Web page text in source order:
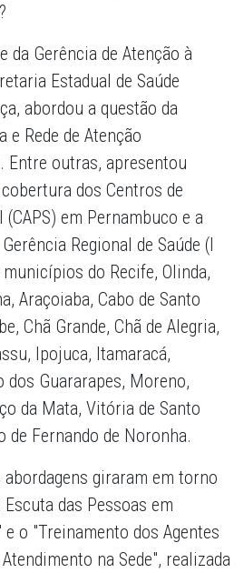
da Gerência de Atenção à
Estadual de Saúde
abordou a questão da
e Rede de Atenção
Entre outras, apresentou
dos Centros de
em Pernambuco e a
Regional de Saúde (I
do Recife, Olinda,
Araçoiaba, Cabo de Santo
Chã Grande, Chã de Alegria,
Ipojuca, Itamaracá,
dos Guararapes, Moreno,
da Mata, Vitória de Santo
de Fernando de Noronha.
abordagens giraram em torno
das Pessoas em
o "Treinamento dos Agentes
na Sede", realizada